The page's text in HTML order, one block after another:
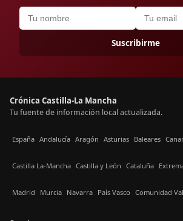
Suscribirme
Crónica Castilla-La Mancha
Tu fuente de información local actualizada.
España Andalucía Aragón Asturias Baleares
Castilla La-Mancha Castilla y León Cataluña
Madrid Murcia Navarra País Vasco Comunidad